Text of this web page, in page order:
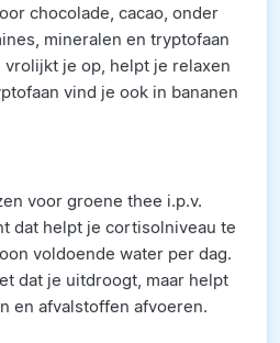
chocolade, cacao, onder
mineralen en tryptofaan
je op, helpt je relaxen
vind je ook in bananen
voor groene thee i.p.v.
dat helpt je cortisolniveau te
voldoende water per dag.
dat je uitdroogt, maar helpt
en afvalstoffen afvoeren.